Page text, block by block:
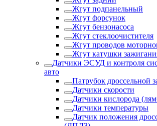
Жгут подпанельный
Жгут форсунок
Жгут бензонасоса
Жгут стеклоочистителя
Жгут проводов
Жгут катушки
Датчики ЭСУД и контроля
авто
Патрубок дроссельной
Датчики скорости
Датчики кислорода
Датчики температуры
Датчик положения